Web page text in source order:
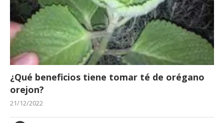
¿Qué beneficios tiene tomar té de orégano
orejon?
21/12/2022